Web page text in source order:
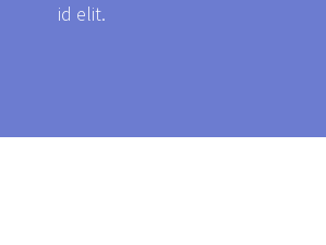
id elit.